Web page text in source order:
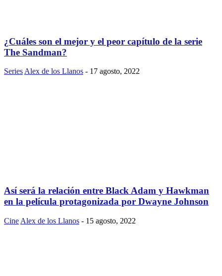
¿Cuáles son el mejor y el peor capítulo de la serie
The Sandman?
Series Alex de los Llanos - 17 agosto, 2022
Así será la relación entre Black Adam y Hawkman
en la película protagonizada por Dwayne Johnson
Cine Alex de los Llanos - 15 agosto, 2022